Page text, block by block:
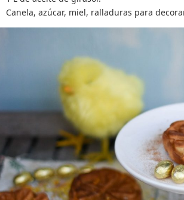
Canela, azúcar, miel, ralladuras para